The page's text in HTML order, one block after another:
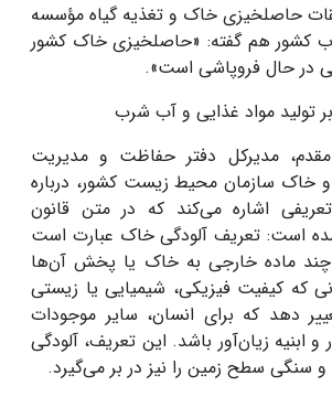
حاصلخیزی خاک و تغذیه گیاه مؤسسه
کشور هم گفته: «حاصلخیزی خاک کشور
در حال فروپاشی است».
تولید مواد غذایی و آب شرب
مدیرکل دفتر حفاظت و مدیریت
سازمان محیط زیست کشور، درباره
اشاره می‌کند که در متن قانون
است: تعریف آلودگی خاک عبارت است
چند ماده خارجی به خاک یا پخش آن‌ها
که کیفیت فیزیکی، شیمیایی یا زیستی
دهد که برای انسان، سایر موجودات
و ابنیه زیان‌آور باشد. این تعریف، آلودگی
سنگی سطح زمین را نیز در بر می‌گیرد.